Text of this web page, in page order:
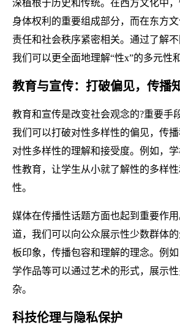
深植根于历史和传统。在西方文化中
身体权利的重要组成部分，而在东方
责任和社会秩序紧密相关。通过了解不
我们可以更全面地理解“性x”的多元性
教育与宣传：打破偏见，传播
教育和宣传是改变社会观念的?重要手
我们可以打破对性多样性的偏见，传
对性多样性的理解和接受度。例如，
性教育，让学生从小就了解性的多样
性。
媒体在传播性话题方面也起到重要作
道，我们可以向公众展示性少数群体
板印象，传播包容和理解的理念。例
学作品等可以通过艺术的形式，展示
杂。
科技伦理与隐私保护